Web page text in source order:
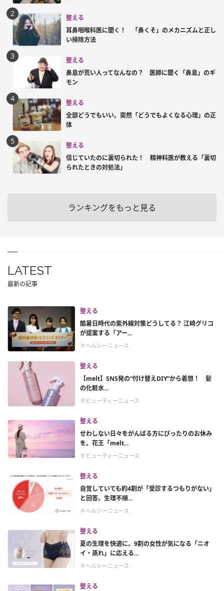
整える
耳鼻咽喉科医に聞く！ 「鼻くそ」のメカニズムと正し
い掃除方法
整える
鼻息が荒い人ってなんなの？ 医師に聞く「鼻息」のギ
モン
整える
全部どうでもいい。突然「どうでもよくなる心理」の正
体
整える
信じていたのに裏切られた！ 精神科医が教える「裏切
られたときの対処法」
ランキングをもっと見る
LATEST
最新の記事
整える
酷暑日時代の紫外線対策どうしてる？ 江崎グリコ
が提案する「アー...
＃ヘルシーニュース
整える
【melt】SNS発の“付け替えDIY”から着想！ 髪
の化粧水...
＃ビューティーニュース
整える
せわしない日々をがんばる方にぴったりのお休み
を。花王「melt...
＃ビューティーニュース
整える
自覚していても約4割が「受診するつもりがない」
と回答。生理不順...
＃ヘルシーニュース
整える
夏の生理を快適に。9割の女性が気になる「ニオ
イ・蒸れ」に応える...
＃ヘルシーニュース
整える